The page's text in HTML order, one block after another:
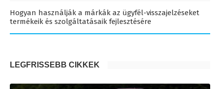
Hogyan használják a márkák az ügyfél-visszajelzéseket
termékeik és szolgáltatásaik fejlesztésére
LEGFRISSEBB CIKKEK